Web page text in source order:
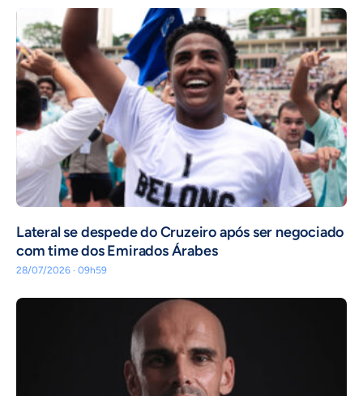
Lateral se despede do Cruzeiro após ser negociado
com time dos Emirados Árabes
28/07/2026 · 09h59